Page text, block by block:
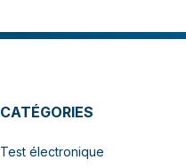
CATÉGORIES
Test électronique